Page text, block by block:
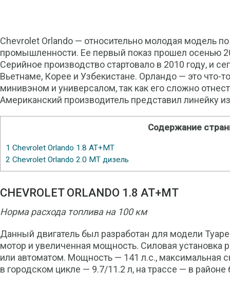
Chevrolet Orlando — относительно молодая модель
промышленности. Ее первый показ прошел осенью
Серийное производство стартовало в 2010 году, и
Вьетнаме, Корее и Узбекистане. Орландо — это
минивэном и универсалом, так как его сложно
Американский производитель представил линейку
Содержание
1 Chevrolet Orlando 1.8 АТ+МТ
2 Chevrolet Orlando 2.0 МТ дизель
CHEVROLET ORLANDO 1.8 АТ+МТ
Норма расхода топлива на 100 км
Данный двигатель был разработан для модели
мотор и увеличенная мощность. Силовая установка
или автоматом. Мощность — 141 л.с., максимальная
в городском цикле — 9.7/11.2 л, на трассе — в районе